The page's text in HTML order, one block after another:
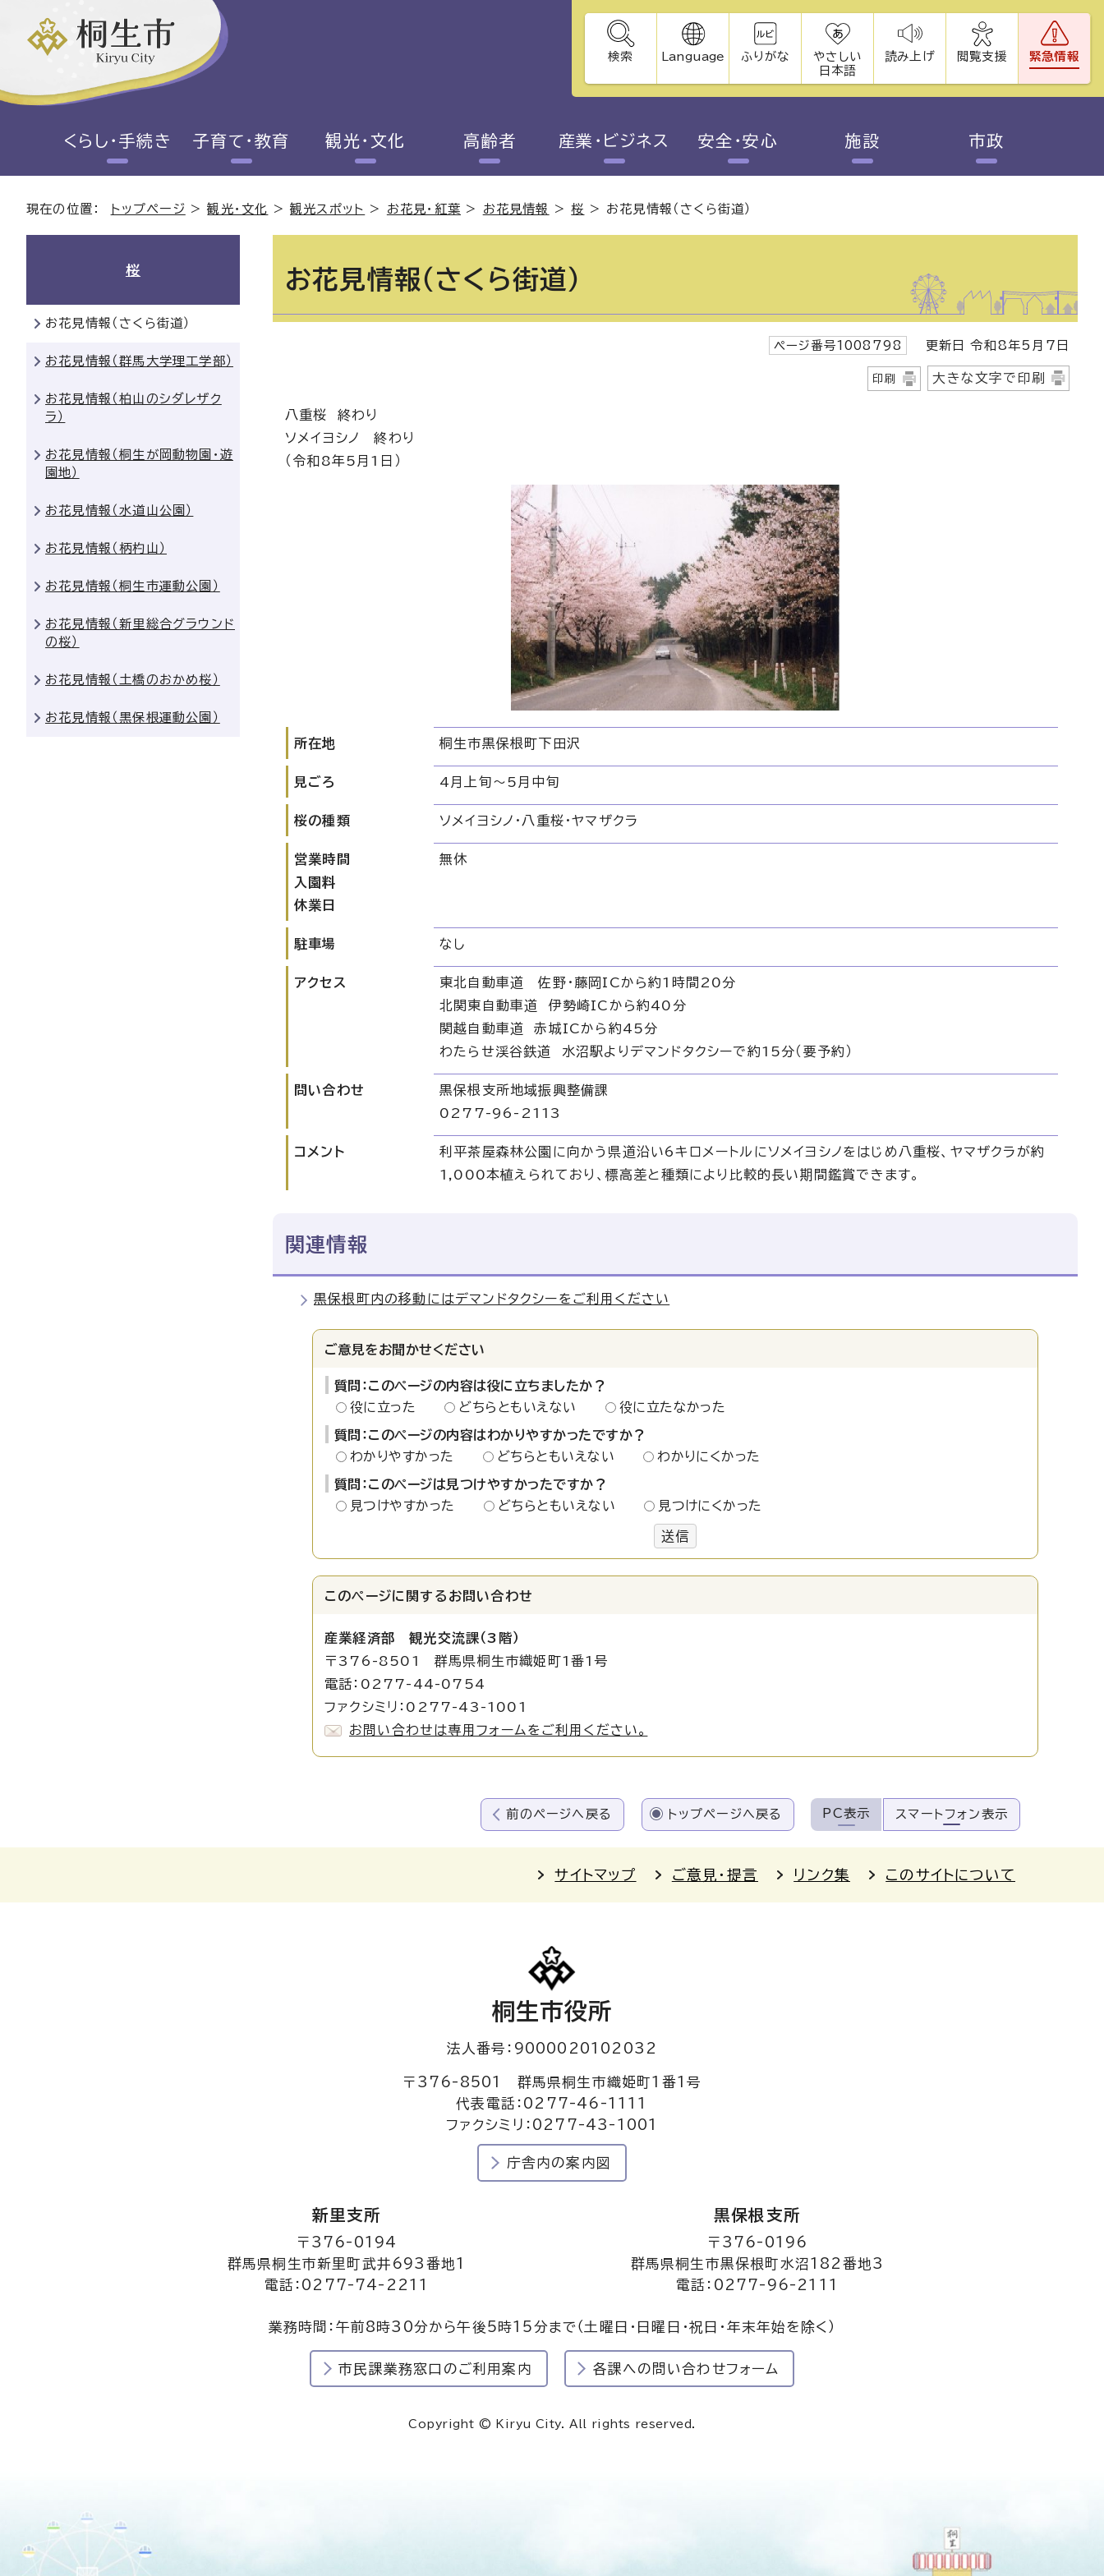
検索 Language ふりがな
やさしい
日本語
読み上げ 閲覧支援 緊急情報
くらし・手続き 子育て・教育 観光・文化 高齢者 産業・ビジネス 安全・安心 施設 市政
現在の位置： トップページ >観光・文化 >観光スポット > お花見・紅葉 > お花見情報 >桜 > お花見情報（さくら街道）
お花見情報（さくら街道）
ページ番号1008798 更新日 令和8年5月7日
印刷 大きな文字で印刷
八重桜 終わり
ソメイヨシノ 終わり
（令和8年5月1日）
所在地 桐生市黒保根町下田沢
見ごろ 4月上旬～5月中旬
桜の種類 ソメイヨシノ・八重桜・ヤマザクラ
営業時間
入園料
休業日
無休
駐車場 なし
アクセス
東北自動車道 佐野・藤岡ICから約1時間20分
北関東自動車道 伊勢崎ICから約40分
関越自動車道 赤城ICから約45分
わたらせ渓谷鉄道 水沼駅よりデマンドタクシーで約15分（要予約）
問い合わせ
黒保根支所地域振興整備課
0277-96-2113
コメント
利平茶屋森林公園に向かう県道沿い6キロメートルにソメイヨシノをはじめ八重桜、ヤマザクラが約
1,000本植えられており、標高差と種類により比較的長い期間鑑賞できます。
関連情報
黒保根町内の移動にはデマンドタクシーをご利用ください
ご意見をお聞かせください
質問：このページの内容は役に立ちましたか？
役に立った
どちらともいえない 役に立たなかった
質問：このページの内容はわかりやすかったですか？
わかりやすかった
どちらともいえない わかりにくかった
質問：このページは見つけやすかったですか？
見つけやすかった
どちらともいえない 見つけにくかった
送信
このページに関する お問い合わせ
産業経済部 観光交流課（3階）
〒376-8501 群馬県桐生市織姫町1番1号
電話：0277-44-0754
ファクシミリ：0277-43-1001
お問い合わせは専用フォームをご利用ください。
桜
お花見情報（さくら街道）
お花見情報（群馬大学理工学部）
お花見情報（柏山のシダレザク
ラ）
お花見情報（桐生が岡動物園・遊
園地）
お花見情報（水道山公園）
お花見情報（柄杓山）
お花見情報（桐生市運動公園）
お花見情報（新里総合グラウンド
の桜）
お花見情報（土橋のおかめ桜）
お花見情報（黒保根運動公園）
前のページへ戻る トップページへ戻る PC表示 スマートフォン表示
サイトマップ ご意見・提言 リンク集 このサイトについて
桐生市役所
法人番号：9000020102032
〒376-8501 群馬県桐生市織姫町1番1号
代表電話：0277-46-1111
ファクシミリ：0277-43-1001
庁舎内の案内図
新里支所
〒376-0194
群馬県桐生市新里町武井693番地1
電話：0277-74-2211
黒保根支所
〒376-0196
群馬県桐生市黒保根町水沼182番地3
電話：0277-96-2111
業務時間：午前8時30分から午後5時15分まで（土曜日・日曜日・祝日・年末年始を除く）
市民課業務窓口のご利用案内 各課への問い合わせフォーム
Copyright © Kiryu City. All rights reserved.